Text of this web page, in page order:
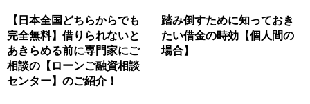
【日本全国どちらからでも
完全無料】借りられないと
あきらめる前に専門家にご
相談の【ローンご融資相談
センター】のご紹介！
踏み倒すために知っておき
たい借金の時効【個人間の
場合】